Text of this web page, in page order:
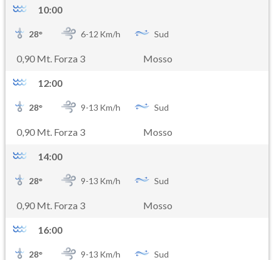
10:00
28° 6-12 Km/h Sud
0,90 Mt. Forza 3 Mosso
12:00
28° 9-13 Km/h Sud
0,90 Mt. Forza 3 Mosso
14:00
28° 9-13 Km/h Sud
0,90 Mt. Forza 3 Mosso
16:00
28° 9-13 Km/h Sud